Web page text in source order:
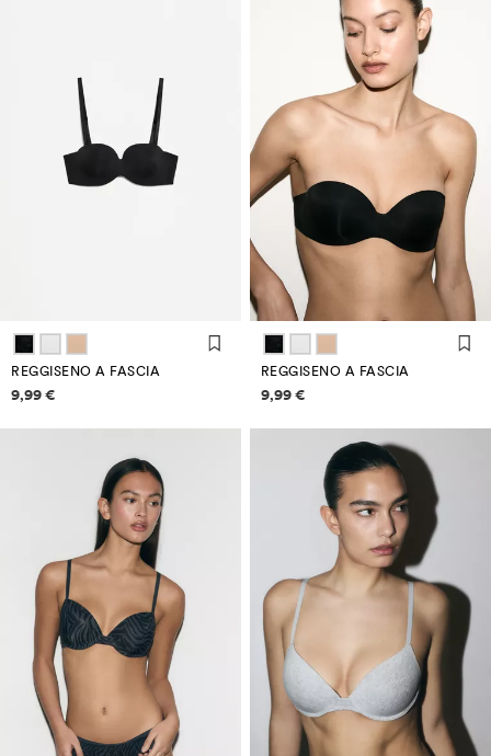
REGGISENO A FASCIA
Informazioni sui prezzi
9,99 €
REGGISENO A FASCIA
Informazioni sui prezzi
9,99 €